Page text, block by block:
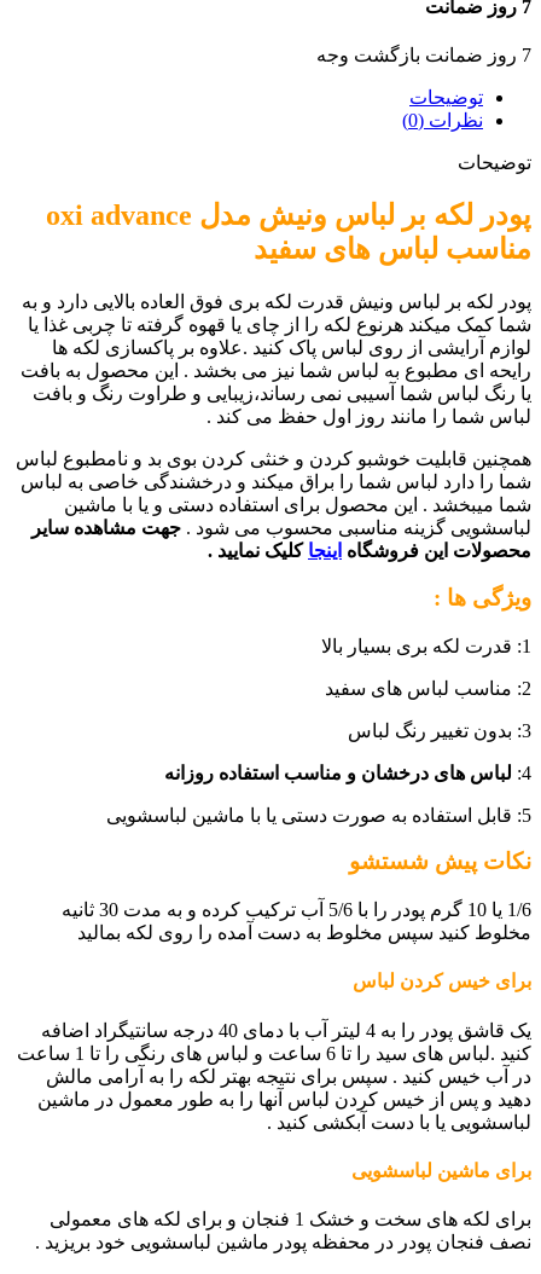
7 روز ضمانت
7 روز ضمانت بازگشت وجه
توضیحات
نظرات (0)
توضیحات
پودر لکه بر لباس ونیش مدل oxi advance
مناسب لباس های سفید
پودر لکه بر لباس ونیش قدرت لکه بری فوق العاده بالایی دارد و به
شما کمک میکند هرنوع لکه را از چای یا قهوه گرفته تا چربی غذا یا
لوازم آرایشی از روی لباس پاک کنید .علاوه بر پاکسازی لکه ها
رایحه ای مطبوع به لباس شما نیز می بخشد . این محصول به بافت
یا رنگ لباس شما آسیبی نمی رساند،زیبایی و طراوت رنگ و بافت
لباس شما را مانند روز اول حفظ می کند .
همچنین قابلیت خوشبو کردن و خنثی کردن بوی بد و نامطبوع لباس
شما را دارد لباس شما را براق میکند و درخشندگی خاصی به لباس
شما میبخشد . این محصول برای استفاده دستی و یا با ماشین
لباسشویی گزینه مناسبی محسوب می شود . جهت مشاهده سایر
محصولات این فروشگاه اینجا کلیک نمایید .
ویژگی ها :
1: قدرت لکه بری بسیار بالا
2: مناسب لباس های سفید
3: بدون تغییر رنگ لباس
4: لباس های درخشان و مناسب استفاده روزانه
5: قابل استفاده به صورت دستی یا با ماشین لباسشویی
نکات پیش شستشو
1/6 یا 10 گرم پودر را با 5/6 آب ترکیب کرده و به مدت 30 ثانیه
مخلوط کنید سپس مخلوط به دست آمده را روی لکه بمالید
برای خیس کردن لباس
یک قاشق پودر را به 4 لیتر آب با دمای 40 درجه سانتیگراد اضافه
کنید .لباس های سید را تا 6 ساعت و لباس های رنگی را تا 1 ساعت
در آب خیس کنید . سپس برای نتیجه بهتر لکه را به آرامی مالش
دهید و پس از خیس کردن لباس آنها را به طور معمول در ماشین
لباسشویی یا با دست آبکشی کنید .
برای ماشین لباسشویی
برای لکه های سخت و خشک 1 فنجان و برای لکه های معمولی
نصف فنجان پودر در محفظه پودر ماشین لباسشویی خود بریزید .